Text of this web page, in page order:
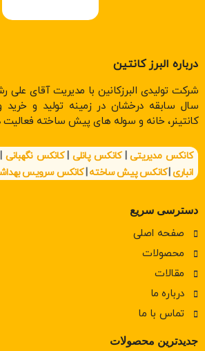
درباره البرز کانتین
شرکت تولیدی البرزکانین با مدیریت آقای
سال سابقه درخشان در زمینه تولید و
کانتینر، خانه و سوله های پیش ساخته فعالیت
کانکس مدیریتی|کانکس پانلی |کانکس نگهبانی
انباری|کانکس پیش ساخته|کانکس سرویس
دسترسی سریع
صفحه اصلی
محصولات
مقالات
درباره ما
تماس با ما
جدیدترین محصولات